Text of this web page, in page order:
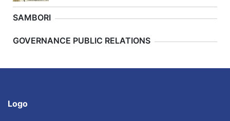
SAMBORI
Previous
GOVERNANCE PUBLIC RELATIONS
Logo